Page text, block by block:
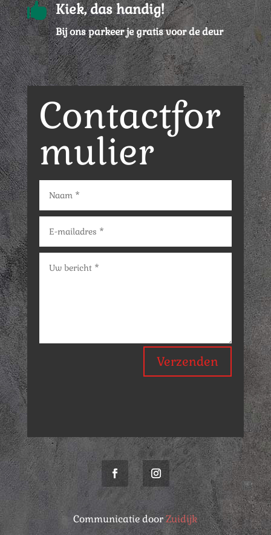
 Kiek, das handig!
Bij ons parkeer je gratis voor de deur
Contactfor
mulier
Verzenden
Communicatie door Zuidijk